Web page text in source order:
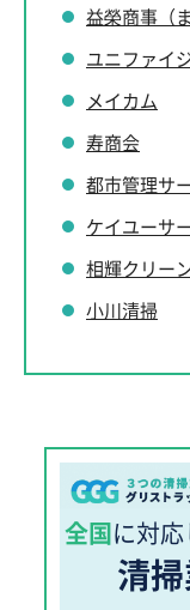
益榮商事（
ユニファイ
メイカム
寿商会
都市管理サ
ケイユーサ
相輝クリー
小川清掃
全国に対
清